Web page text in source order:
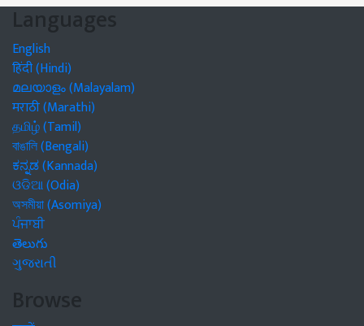
Languages
English
हिंदी (Hindi)
മലയാളം (Malayalam)
मराठी (Marathi)
தமிழ் (Tamil)
বাঙালি (Bengali)
ಕನ್ನಡ (Kannada)
ଓଡିଆ (Odia)
অসমীয়া (Asomiya)
ਪੰਜਾਬੀ
తెలుగు
ગુજરાતી
Browse